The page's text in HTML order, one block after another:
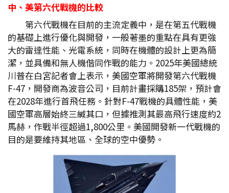
中、美第六代戰機的比較
第六代戰機在目前的主流定義中，是在第五代戰機
的基礎上進行優化與開發，一般著墨的重點在具有更強
大的雷達性能、光電系統，同時在機體的設計上更為簡
潔，並具備和無人機偕同作戰的能力。2025年美國總統
川普在白宮記者會上表示，美國空軍將開發第六代戰機
F-47，開發商為波音公司，目前計畫採購185架，預計會
在2028年進行首飛任務。針對F-47戰機的具體性能，美
國空軍高層始終三緘其口，但據推測其最高飛行速度約2
馬赫，作戰半徑超過1,800公里。美國開發新一代戰機的
目的是要維持其地區、全球的空中優勢。